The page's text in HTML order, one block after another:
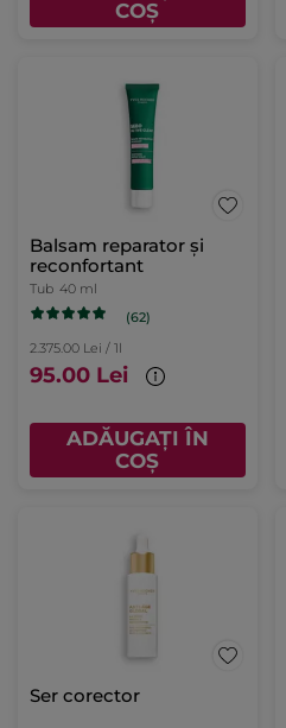
COȘ
Balsam reparator și
reconfortant
Tub 40 ml
(62)
2.375.00 Lei / 1l
95.00 Lei
ADĂUGAȚI ÎN
COȘ
Ser corector